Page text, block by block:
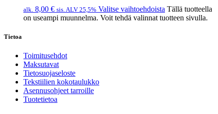
alk. 8,00 € sis. ALV 25,5% Valitse vaihtoehdoista Tällä tuotteella
on useampi muunnelma. Voit tehdä valinnat tuotteen sivulla.
Tietoa
Toimitusehdot
Maksutavat
Tietosuojaseloste
Tekstiilien kokotaulukko
Asennusohjeet tarroille
Tuotetietoa